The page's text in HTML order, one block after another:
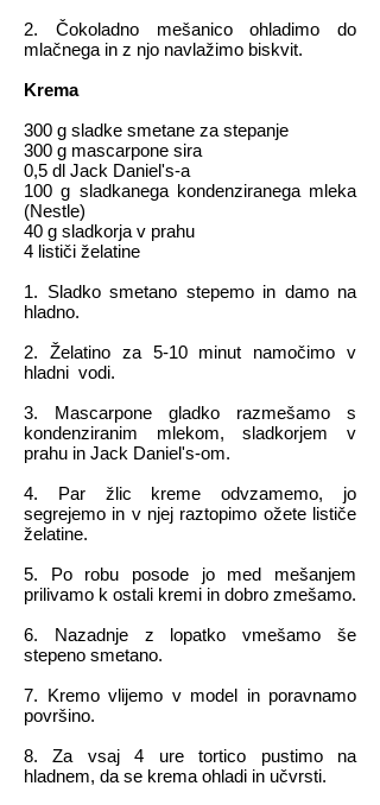
2. Čokoladno mešanico ohladimo do
mlačnega in z njo navlažimo biskvit.
Krema
300 g sladke smetane za stepanje
300 g mascarpone sira
0,5 dl Jack Daniel's-a
100 g sladkanega kondenziranega mleka
(Nestle)
40 g sladkorja v prahu
4 lističi želatine
1. Sladko smetano stepemo in damo na
hladno.
2. Želatino za 5-10 minut namočimo v
hladni vodi.
3. Mascarpone gladko razmešamo s
kondenziranim mlekom, sladkorjem v
prahu in Jack Daniel's-om.
4. Par žlic kreme odvzamemo, jo
segrejemo in v njej raztopimo ožete lističe
želatine.
5. Po robu posode jo med mešanjem
prilivamo k ostali kremi in dobro zmešamo.
6. Nazadnje z lopatko vmešamo še
stepeno smetano.
7. Kremo vlijemo v model in poravnamo
površino.
8. Za vsaj 4 ure tortico pustimo na
hladnem, da se krema ohladi in učvrsti.